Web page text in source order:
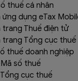
thuế cá nhân
dụng eTax
Thuế điện tử
Tổng cục thuế
thuế doanh nghiệp
số thuế
cục thuế